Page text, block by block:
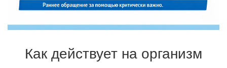
Как действует на организм